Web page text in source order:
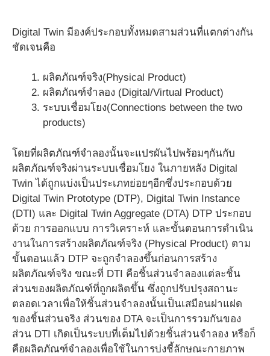
Digital Twin มีองค์ประกอบทั้งหมดสามส่วนที่แตกต่างกัน
ชัดเจนคือ
ผลิตภัณฑ์จริง(Physical Product)
ผลิตภัณฑ์จำลอง (Digital/Virtual Product)
ระบบเชื่อมโยง(Connections between the two
products)
โดยที่ผลิตภัณฑ์จำลองนั้นจะแปรผันไปพร้อมๆกันกับ
ผลิตภัณฑ์จริงผ่านระบบเชื่อมโยง ในภายหลัง Digital
Twin ได้ถูกแบ่งเป็นประเภทย่อยๆอีกซึ่งประกอบด้วย
Digital Twin Prototype (DTP), Digital Twin Instance
(DTI) และ Digital Twin Aggregate (DTA) DTP ประกอบ
ด้วย การออกแบบ การวิเคราะห์ และขั้นตอนการดำเนิน
งานในการสร้างผลิตภัณฑ์จริง (Physical Product) ตาม
ขั้นตอนแล้ว DTP จะถูกจำลองขึ้นก่อนการสร้าง
ผลิตภัณฑ์จริง ขณะที่ DTI คือชิ้นส่วนจำลองแต่ละชิ้น
ส่วนของผลิตภัณฑ์ที่ถูกผลิตขึ้น ซึ่งถูกปรับปรุงสถานะ
ตลอดเวลาเพื่อให้ชิ้นส่วนจำลองนั้นเป็นเสมือนฝาแฝด
ของชิ้นส่วนจริง ส่วนของ DTA จะเป็นการรวมกันของ
ส่วน DTI เกิดเป็นระบบที่เต็มไปด้วยชิ้นส่วนจำลอง หรือก็
คือผลิตภัณฑ์จำลองเพื่อใช้ในการบ่งชี้ลักษณะกายภาพ